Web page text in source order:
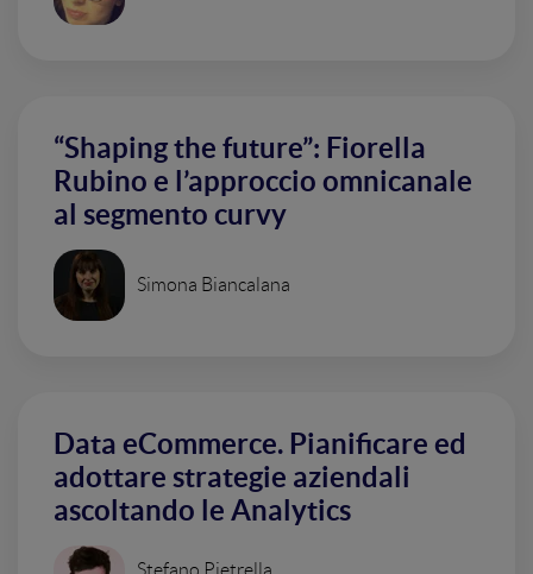
“Shaping the future”: Fiorella
Rubino e l’approccio omnicanale
al segmento curvy
Simona Biancalana
Data eCommerce. Pianificare ed
adottare strategie aziendali
ascoltando le Analytics
Stefano Pietrella